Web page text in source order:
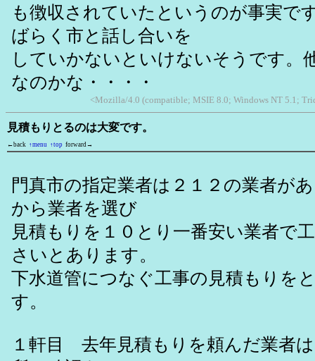
も徴収されていたというのが事実で
ばらく市と話し合いを
していかないといけないそうです。
なのかな・・・・
<Mozilla/4.0 (compatible; MSIE 8.0; Windows NT 5.1;
見積もりとるのは大変です。
←back ↑menu ↑top forward→
門真市の指定業者は２１２の業者が
から業者を選び
見積もりを１０とり一番安い業者で
さいとあります。
下水道管につなぐ工事の見積もりを
す。
１軒目 去年見積もりを頼んだ業者